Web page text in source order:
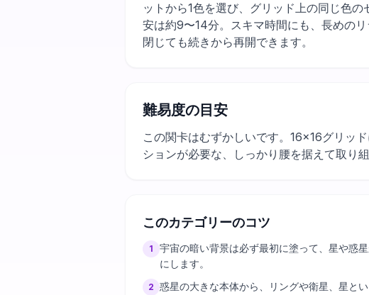
ットから1色を選び、グリッド上の同じ色
安は約9〜14分。スキマ時間にも、長めの
閉じても続きから再開できます。
難易度の目安
この関卡はむずかしいです。16×16グリッ
ションが必要な、しっかり腰を据えて取り
このカテゴリーのコツ
1
宇宙の暗い背景は必ず最初に塗って、星や惑
にします。
2 惑星の大きな本体から、リングや衛星、星と